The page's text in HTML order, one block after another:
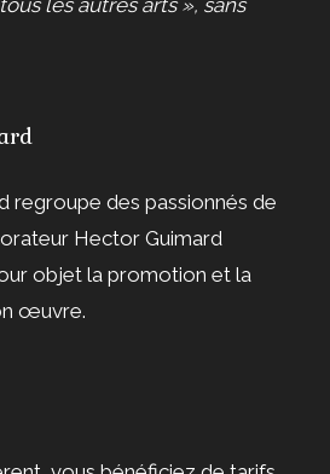
les autres arts », sans
regroupe des passionnés de
Hector Guimard
objet la promotion et la
œuvre.